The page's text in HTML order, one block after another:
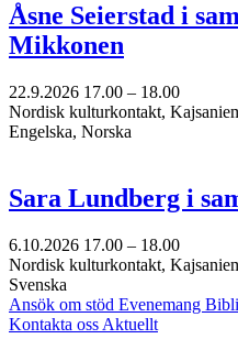
Åsne Seierstad i
Mikkonen
22.9.2026 17.00 – 18.00
Nordisk kulturkontakt,
Engelska, Norska
Sara Lundberg i
6.10.2026 17.00 – 18.00
Nordisk kulturkontakt,
Svenska
Ansök om stöd Evenemang
Kontakta oss Aktuellt